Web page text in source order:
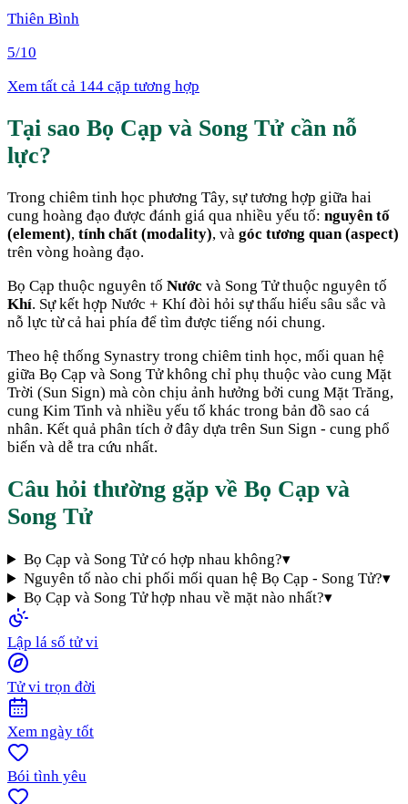
Thiên Bình
5/10
Xem tất cả 144 cặp tương hợp
Tại sao Bọ Cạp và Song Tử cần nỗ
lực?
Trong chiêm tinh học phương Tây, sự tương hợp giữa hai
cung hoàng đạo được đánh giá qua nhiều yếu tố: nguyên tố
(element), tính chất (modality), và góc tương quan (aspect)
trên vòng hoàng đạo.
Bọ Cạp thuộc nguyên tố Nước và Song Tửthuộc nguyên tố
Khí. Sự kết hợp Nước + Khí đòi hỏi sự thấu hiểu sâu sắc và
nỗ lực từ cả hai phía để tìm được tiếng nói chung.
Theo hệ thống Synastry trong chiêm tinh học, mối quan hệ
giữa Bọ Cạp và Song Tửkhông chỉ phụ thuộc vào cung Mặt
Trời (Sun Sign) mà còn chịu ảnh hưởng bởi cung Mặt Trăng,
cung Kim Tinh và nhiều yếu tố khác trong bản đồ sao cá
nhân. Kết quả phân tích ở đây dựa trên Sun Sign - cung phổ
biến và dễ tra cứu nhất.
Câu hỏi thường gặp về Bọ Cạp và
Song Tử
Bọ Cạp và Song Tử có hợp nhau không?▾
Nguyên tố nào chi phối mối quan hệ Bọ Cạp - Song Tử?▾
Bọ Cạp và Song Tử hợp nhau về mặt nào nhất?▾
Lập lá số tử vi
Tử vi trọn đời
Xem ngày tốt
Bói tình yêu